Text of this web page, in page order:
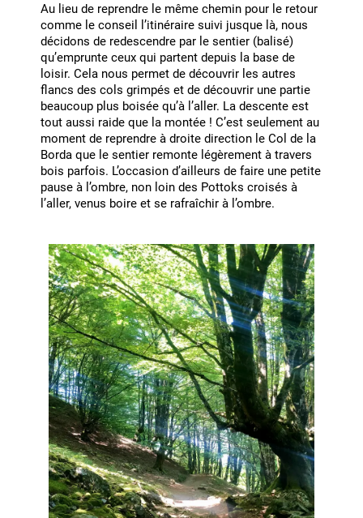
Au lieu de reprendre le même chemin pour le retour
comme le conseil l’itinéraire suivi jusque là, nous
décidons de redescendre par le sentier (balisé)
qu’emprunte ceux qui partent depuis la base de
loisir. Cela nous permet de découvrir les autres
flancs des cols grimpés et de découvrir une partie
beaucoup plus boisée qu’à l’aller. La descente est
tout aussi raide que la montée ! C’est seulement au
moment de reprendre à droite direction le Col de la
Borda que le sentier remonte légèrement à travers
bois parfois. L’occasion d’ailleurs de faire une petite
pause à l’ombre, non loin des Pottoks croisés à
l’aller, venus boire et se rafraîchir à l’ombre.